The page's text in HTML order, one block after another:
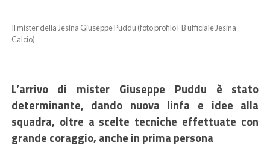
Il mister della Jesina Giuseppe Puddu (foto profilo FB ufficiale Jesina
Calcio)
L’arrivo di mister Giuseppe Puddu è stato
determinante, dando nuova linfa e idee alla
squadra, oltre a scelte tecniche effettuate con
grande coraggio, anche in prima persona